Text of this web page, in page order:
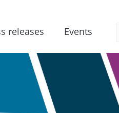
releases Events